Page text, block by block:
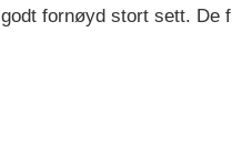
fornøyd stort sett. De